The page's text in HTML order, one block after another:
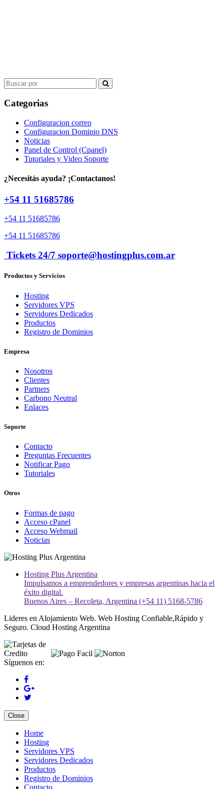
Search
for:
Categorias
Configuracion correo
Configuracion Dominio DNS
Noticias
Panel de Control (Cpanel)
Tutoriales y Video Soporte
¿Necesitás ayuda? ¡Contactanos!
+54 11 51685786
+54 11 51685786
+54 11 51685786
Tickets 24/7 soporte@hostingplus.com.ar
Productos y Servicios
Hosting
Servidores VPS
Servidores Dedicados
Productos
Registro de Dominios
Empresa
Nosotros
Clientes
Partners
Carbono Neutral
Enlaces
Soporte
Contacto
Preguntas Frecuentes
Notificar Pago
Tutoriales
Otros
Formas de pago
Acceso cPanel
Acceso Webmail
Noticias
Hosting Plus Argentina
Impulsamos a emprendedores y empresas argentinas hacia el
éxito digital.
Buenos Aires – Recoleta, Argentina (+54 11) 5168-5786
Lideres en Alojamiento Web. Web Hosting Confiable,Rápido y
Seguro. Cloud Hosting Argentina
Síguenos en:
Close
Home
Hosting
Servidores VPS
Servidores Dedicados
Productos
Registro de Dominios
Contacto